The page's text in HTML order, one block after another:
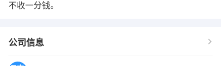
不收一分钱。
公司信息